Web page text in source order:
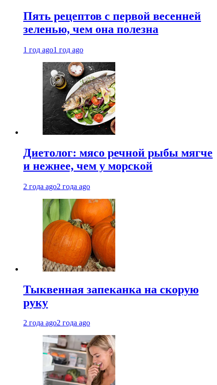
Пять рецептов с первой весенней
зеленью, чем она полезна
1 год ago1 год ago
Диетолог: мясо речной рыбы мягче
и нежнее, чем у морской
2 года ago2 года ago
Тыквенная запеканка на скорую
руку
2 года ago2 года ago